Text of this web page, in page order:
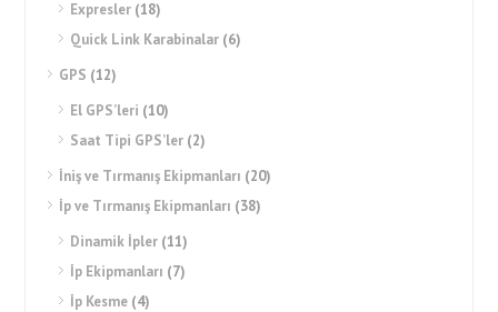
Expresler (18)
Quick Link Karabinalar (6)
GPS (12)
El GPS’leri (10)
Saat Tipi GPS’ler (2)
İniş ve Tırmanış Ekipmanları (20)
İp ve Tırmanış Ekipmanları (38)
Dinamik İpler (11)
İp Ekipmanları (7)
İp Kesme (4)